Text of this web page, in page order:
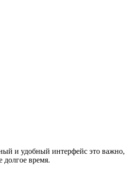
и удобный интерфейс это важно,
долгое время.